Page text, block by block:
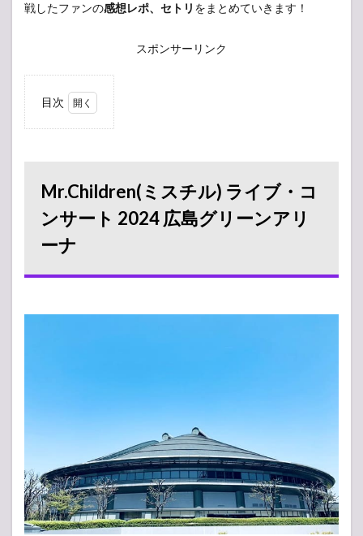
戦したファンの感想レポ、セトリ をまとめていきます！
スポンサーリンク
目次
ト 2024 広島グ
リーンアリー
ナ
1.1
セッ
（感
想）
2
【ア
Mr.Children(ミスチル) ライブ・コ
ンサート 2024 広島グリーンアリ
ーナ